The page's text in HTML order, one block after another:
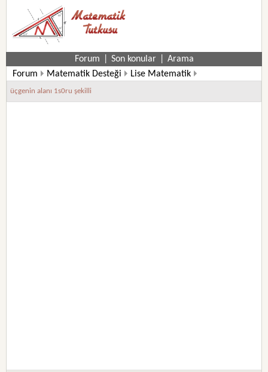
Forum Son konular
Arama
Forum
Matematik Desteği
Lise Matematik
10. Sınıf Matematik Soruları
üçgenin alanı 1s0ru şekilli